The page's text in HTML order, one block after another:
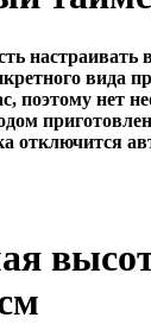
настраивать
вида
поэтому нет
отключится